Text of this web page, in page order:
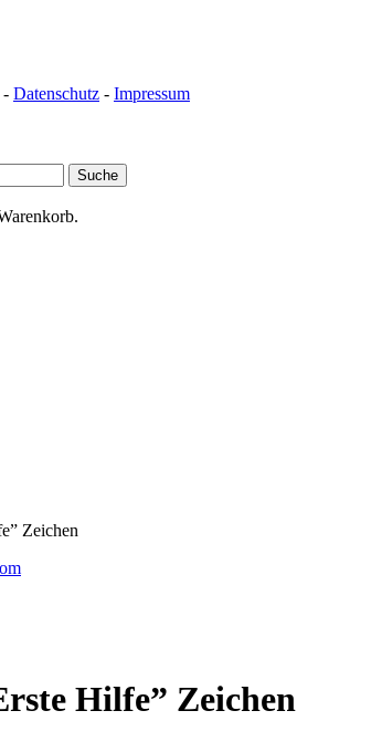
- Datenschutz - Impressum
Suche
Zeichen
Hilfe” Zeichen